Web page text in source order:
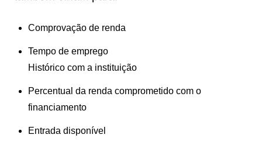
Comprovação de renda
Tempo de emprego
Histórico com a instituição
Percentual da renda comprometido com o
financiamento
Entrada disponível